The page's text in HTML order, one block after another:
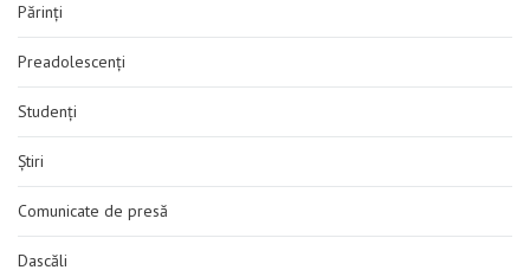
Părinți
Preadolescenți
Studenți
Știri
Comunicate de presă
Dascăli